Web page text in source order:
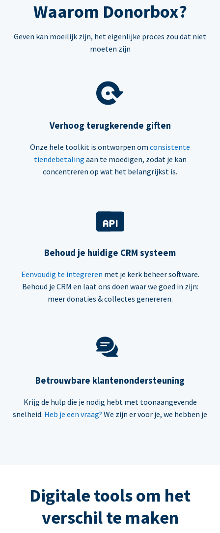
Waarom Donorbox?
Geven kan moeilijk zijn, het eigenlijke proces zou dat niet
moeten zijn
Verhoog terugkerende giften
Onze hele toolkit is ontworpen om consistente
tiendebetaling aan te moedigen, zodat je kan
concentreren op wat het belangrijkst is.
Behoud je huidige CRM systeem
Eenvoudig te integreren met je kerk beheer software.
Behoud je CRM en laat ons doen waar we goed in zijn:
meer donaties & collectes genereren.
Betrouwbare klantenondersteuning
Krijg de hulp die je nodig hebt met toonaangevende
snelheid. Heb je een vraag? We zijn er voor je, we hebben je
Digitale tools om het
verschil te maken